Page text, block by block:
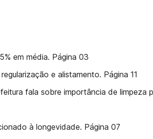
em média. Página 03
e alistamento. Página 11
fala sobre importância de limpeza
à longevidade. Página 07